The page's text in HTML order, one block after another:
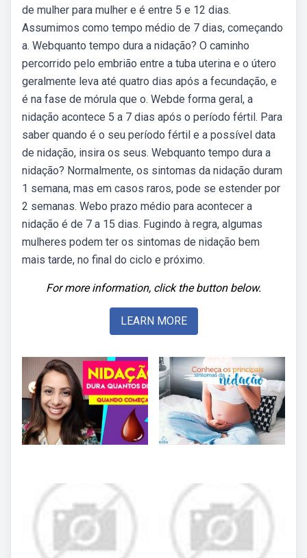
de mulher para mulher e é entre 5 e 12 dias.
Assumimos como tempo médio de 7 dias, começando
a. Webquanto tempo dura a nidação? O caminho
percorrido pelo embrião entre a tuba uterina e o útero
geralmente leva até quatro dias após a fecundação, e
é na fase de mórula que o. Webde forma geral, a
nidação acontece 5 a 7 dias após o período fértil. Para
saber quando é o seu período fértil e a possível data
de nidação, insira os seus. Webquanto tempo dura a
nidação? Normalmente, os sintomas da nidação duram
1 semana, mas em casos raros, pode se estender por
2 semanas. Webo prazo médio para acontecer a
nidação é de 7 a 15 dias. Fugindo à regra, algumas
mulheres podem ter os sintomas de nidação bem
mais tarde, no final do ciclo e próximo.
For more information, click the button below.
LEARN MORE